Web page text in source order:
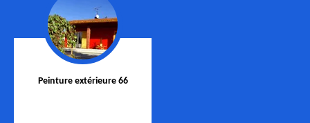
Peinture extérieure 66